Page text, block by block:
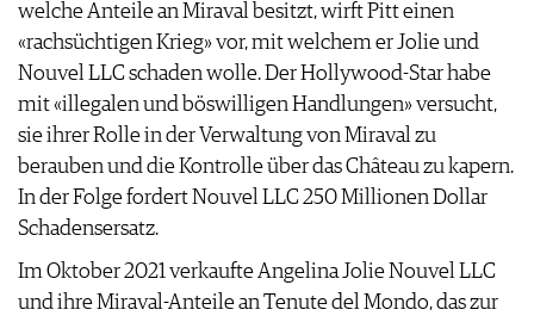
welche Anteile an Miraval besitzt, wirft Pitt einen
«rachsüchtigen Krieg» vor, mit welchem er Jolie und
Nouvel LLC schaden wolle. Der Hollywood-Star habe
mit «illegalen und böswilligen Handlungen» versucht,
sie ihrer Rolle in der Verwaltung von Miraval zu
berauben und die Kontrolle über das Château zu kapern.
In der Folge fordert Nouvel LLC 250 Millionen Dollar
Schadensersatz.
Im Oktober 2021 verkaufte Angelina Jolie Nouvel LLC
und ihre Miraval-Anteile an Tenute del Mondo, das zur